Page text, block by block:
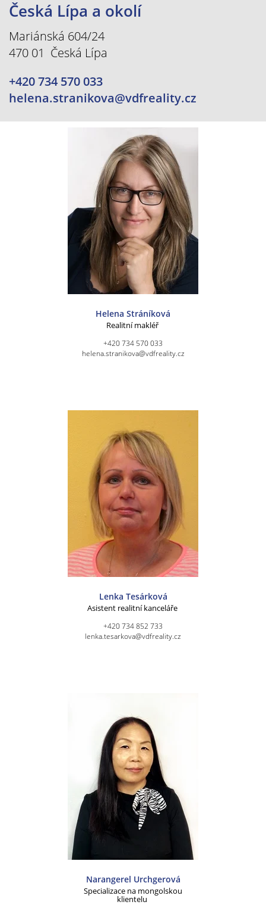
Česká Lípa a okolí
Mariánská 604/24
470 01 Česká Lípa
+420 734 570 033
helena.stranikova@vdfreality.cz
Helena Stráníková
Realitní makléř
+420 734 570 033
helena.stranikova@vdfreality.cz
Lenka Tesárková
Asistent realitní kanceláře
+420 734 852 733
lenka.tesarkova@vdfreality.cz
Narangerel Urchgerová
Specializace na mongolskou
klientelu